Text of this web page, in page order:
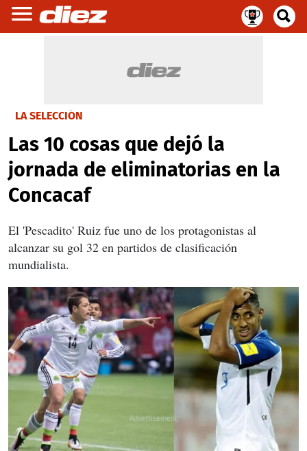
LA SELECCIÓN
Las 10 cosas que dejó la
jornada de eliminatorias en la
Concacaf
El 'Pescadito' Ruiz fue uno de los protagonistas al
alcanzar su gol 32 en partidos de clasificación
mundialista.
X
X
X
X